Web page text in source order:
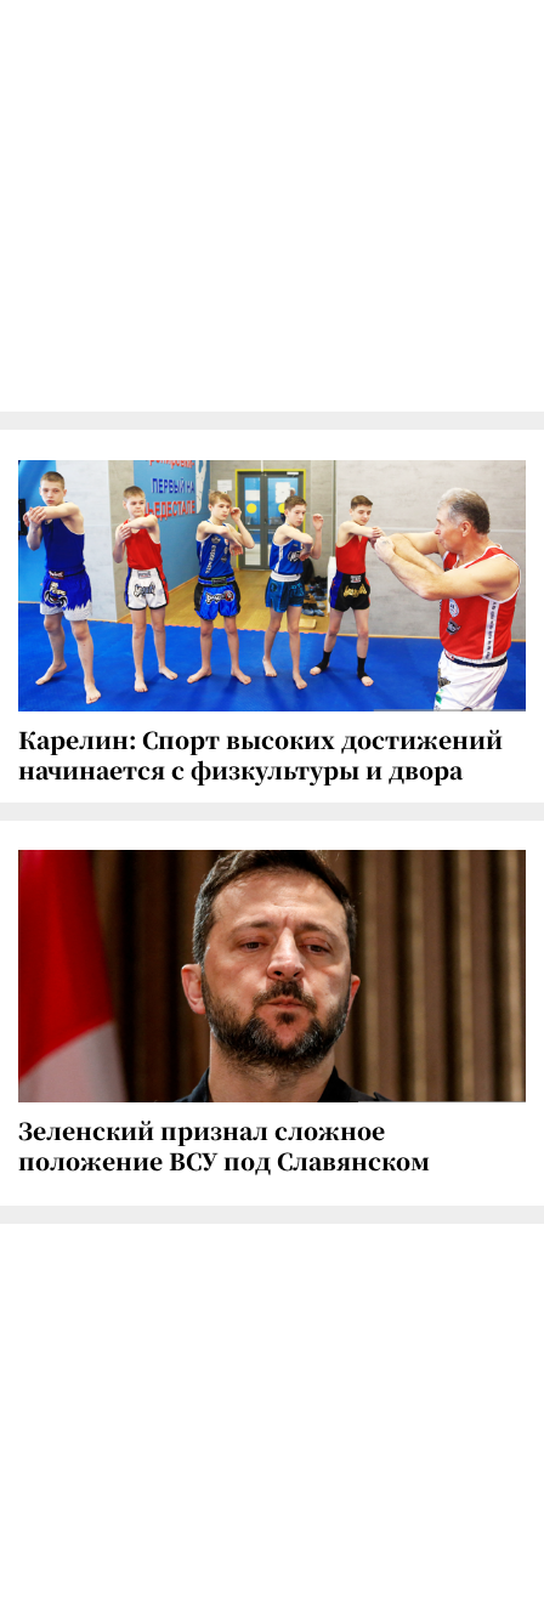
Карелин: Спорт высоких достижений
начинается с физкультуры и двора
Зеленский признал сложное
положение ВСУ под Славянском